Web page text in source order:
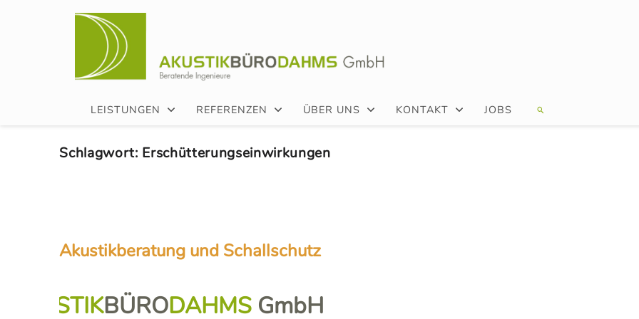
LEISTUNGEN REFERENZEN ÜBER UNS KONTAKT JOBS
Schlagwort: Erschütterungseinwirkungen
Akustikberatung und Schallschutz
AKUSTIKBÜRODAHMS GmbH